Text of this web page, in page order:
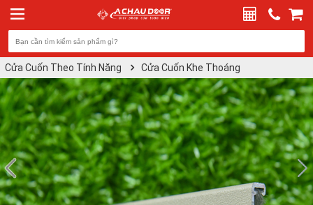
Cửa Cuốn Theo Tính Năng Cửa Cuốn Khe Thoáng